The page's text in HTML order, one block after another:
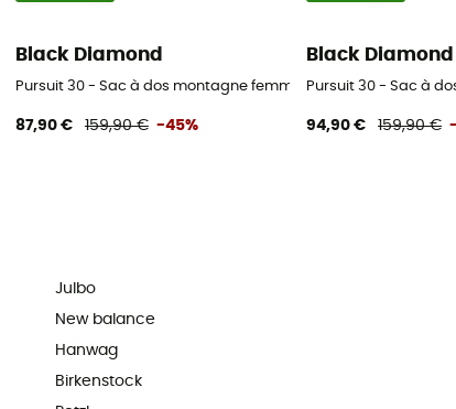
Black Diamond
Pursuit 30 - Sac à dos montagne femme
87,90 € 159,90 € -45%
Black Diamond
Pursuit 30 - Sac à
94,90 € 159,90 €
Julbo
New balance
Hanwag
Birkenstock